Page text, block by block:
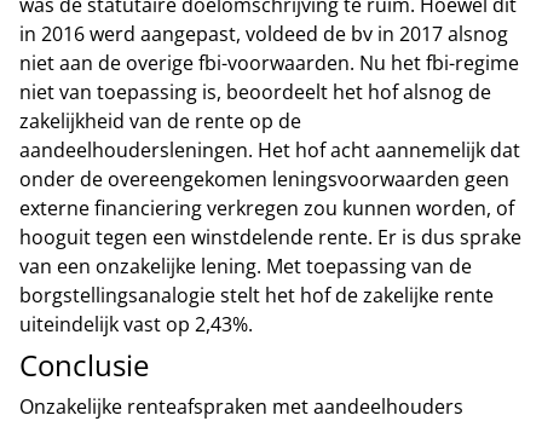
in 2016 werd aangepast, voldeed de bv in 2017 alsnog
niet aan de overige fbi-voorwaarden. Nu het fbi-regime
niet van toepassing is, beoordeelt het hof alsnog de
zakelijkheid van de rente op de
aandeelhoudersleningen. Het hof acht aannemelijk dat
onder de overeengekomen leningsvoorwaarden geen
externe financiering verkregen zou kunnen worden, of
hooguit tegen een winstdelende rente. Er is dus sprake
van een onzakelijke lening. Met toepassing van de
borgstellingsanalogie stelt het hof de zakelijke rente
uiteindelijk vast op 2,43%.
Conclusie
Onzakelijke renteafspraken met aandeelhouders